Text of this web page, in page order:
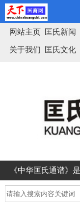
网站主页 匡氏新闻
关于我们 匡氏文化
《中华匡氏通谱》
史丰碑